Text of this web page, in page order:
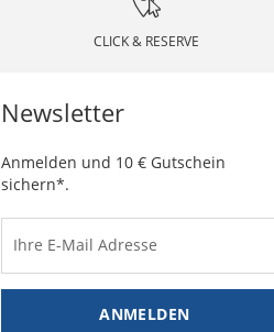
CLICK & RESERVE
Newsletter
Anmelden und 10 € Gutschein
sichern*.
Ihre E-Mail Adresse
ANMELDEN